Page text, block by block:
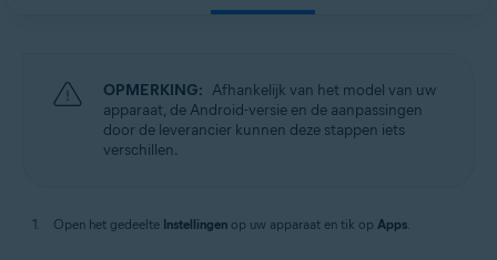
OPMERKING: Afhankelijk van het model van uw
apparaat, de Android-versie en de aanpassingen
door de leverancier kunnen deze stappen iets
verschillen.
Open het gedeelte Instellingen op uw apparaat en tik op Apps.